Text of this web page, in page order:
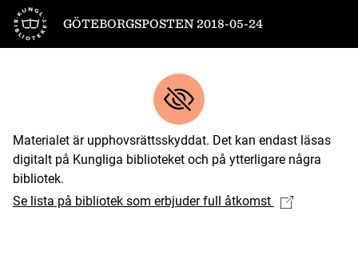
Till startsidan
GÖTEBORGSPOSTEN 2018-05-24
Materialet är upphovsrättsskyddat. Det kan endast läsas
digitalt på Kungliga biblioteket och på ytterligare några
bibliotek.
Se lista på bibliotek som erbjuder full åtkomst